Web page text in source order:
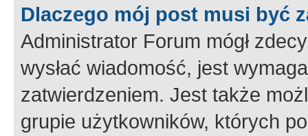
Dlaczego mój post musi być
Administrator Forum mógł
wysłać wiadomość, jest
zatwierdzeniem. Jest także
grupie użytkowników, których